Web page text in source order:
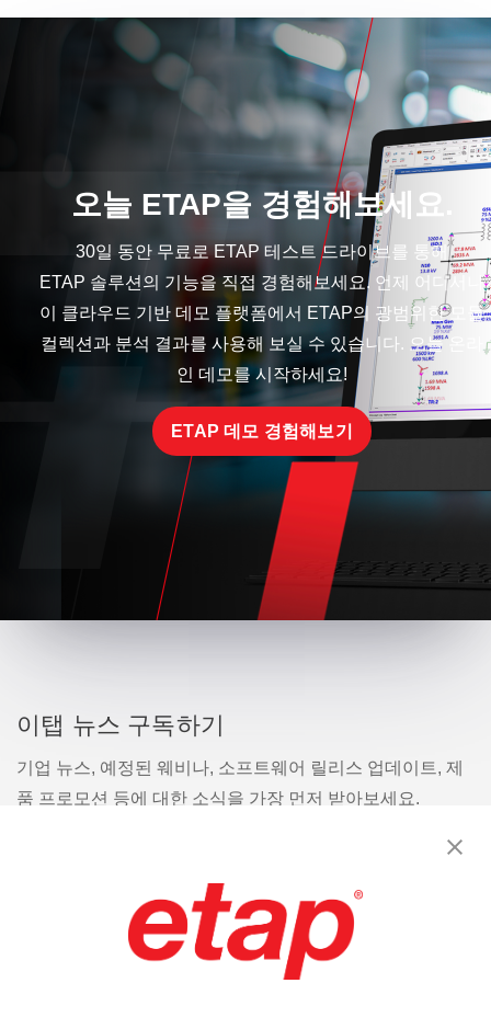
오늘 ETAP을 경험해보세요.
30일 동안 무료로 ETAP 테스트 드라이브를 통해
ETAP 솔루션의 기능을 직접 경험해보세요. 언제 어디서나
이 클라우드 기반 데모 플랫폼에서 ETAP의 광범위한 모듈
컬렉션과 분석 결과를 사용해 보실 수 있습니다. 오늘 온라
인 데모를 시작하세요!
ETAP 데모 경험해보기
이탭 뉴스 구독하기
기업 뉴스, 예정된 웨비나, 소프트웨어 릴리스 업데이트, 제
품 프로모션 등에 대한 소식을 가장 먼저 받아보세요.
이용 약관 | 개인정보처리방침